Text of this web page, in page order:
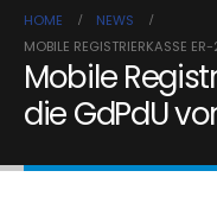
HOME
NEWS
MOBILE REGISTRIERKASSE
Mobile
die GdPdU